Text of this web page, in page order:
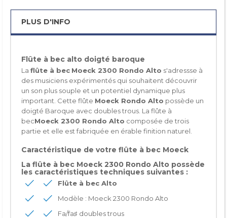
PLUS D'INFO
Flûte à bec alto doigté baroque
La flûte à bec Moeck 2300 Rondo Alto s'adressse à
des musiciens expérimentés qui souhaitent découvrir
un son plus souple et un potentiel dynamique plus
important. Cette flûte Moeck Rondo Alto possède un
doigté Baroque avec doubles trous. La flûte à
becMoeck 2300 Rondo Alto composée de trois
partie et elle est fabriquée en érable finition naturel.
Caractéristique de votre flûte à bec Moeck
La flûte à bec Moeck 2300 Rondo Alto possède
les caractéristiques techniques suivantes :
Flûte à bec Alto
Modèle : Moeck 2300 Rondo Alto
Fa/fa♯ doubles trous